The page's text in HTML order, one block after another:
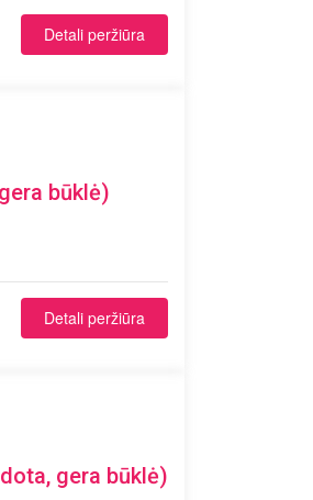
Detali peržiūra
būklė)
Detali peržiūra
gera būklė)